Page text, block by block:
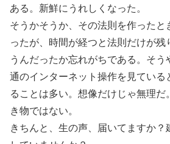
ある。新鮮にうれしくなった。
そうかそうか、その法則を作ったと
ったが、時間が経つと法則だけが残
うんだったか忘れがちである。そ
通のインターネット操作を見ている
ることは多い。想像だけじゃ無理だ
き物ではない。
きちんと、生の声、届いてますか？